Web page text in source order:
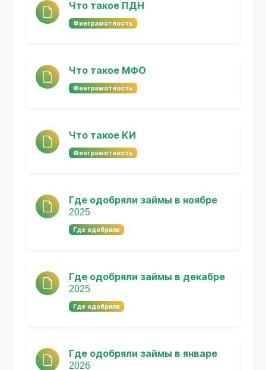
Что такое ПДН
Финграмотность
Что такое МФО
Финграмотность
Что такое КИ
Финграмотность
Где одобряли займы в ноябре
2025
Где одобряли
Где одобряли займы в декабре
2025
Где одобряли
Где одобряли займы в январе
2026